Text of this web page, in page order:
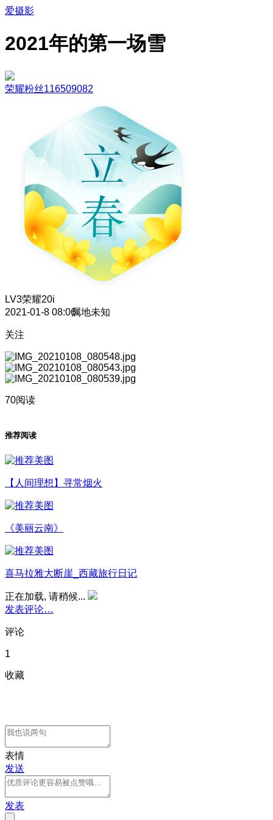
爱摄影
2021年的第一场雪
荣耀粉丝116509082
LV3荣耀20i
2021-01-8 08:06属地未知
关注
70阅读
推荐阅读
【人间理想】寻常烟火
《美丽云南》
喜马拉雅大断崖_西藏旅行日记
正在加载, 请稍候...
发表评论…
评论
1
收藏
表情
发送
发表